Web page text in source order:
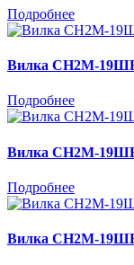
Подробнее
Вилка СН2М-
Подробнее
Вилка СН2М-
Подробнее
Вилка СН2М-